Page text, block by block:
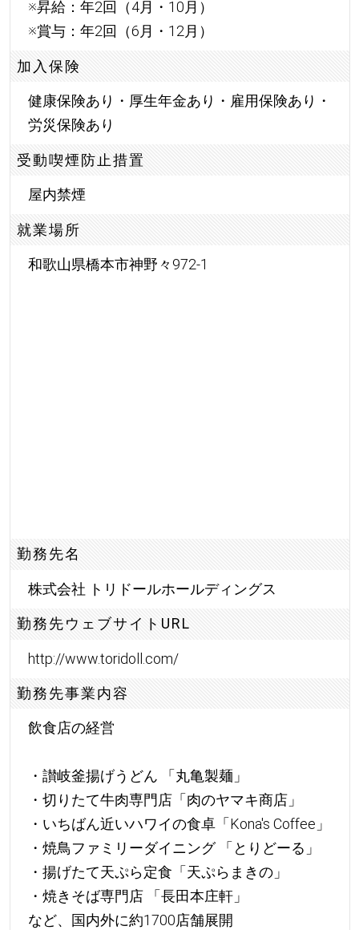
※昇給：年2回（4月・10月）
※賞与：年2回（6月・12月）
加入保険
健康保険あり・厚生年金あり・雇用保険あり・
労災保険あり
受動喫煙防止措置
屋内禁煙
就業場所
和歌山県橋本市神野々972-1
勤務先名
株式会社 トリドールホールディングス
勤務先ウェブサイトURL
http://www.toridoll.com/
勤務先事業内容
飲食店の経営
・讃岐釜揚げうどん 「丸亀製麺」
・切りたて牛肉専門店「肉のヤマキ商店」
・いちばん近いハワイの食卓「Kona's Coffee」
・焼鳥ファミリーダイニング 「とりどーる」
・揚げたて天ぷら定食「天ぷらまきの」
・焼きそば専門店 「長田本庄軒」
など、国内外に約1700店舗展開